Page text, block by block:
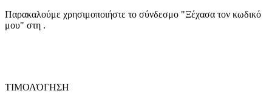
Παρακαλούμε χρησιμοποιήστε το σύνδεσμο "Ξέχασα τον κωδικό
μου" στη .
ΤΙΜΟΛΌΓΗΣΗ